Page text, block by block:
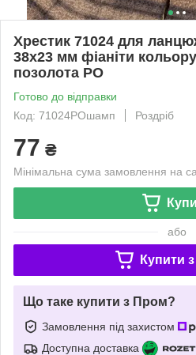
Хрестик 71024 для
38x23 мм фіаніти
позолота РО
Готово до відправки
Код: 71024РОшамп
Роздріб
77 ₴
Мінімальна сума замовлення на
або
Купити з
Що таке купити з Пром?
Замовлення під захистом
Доступна доставка